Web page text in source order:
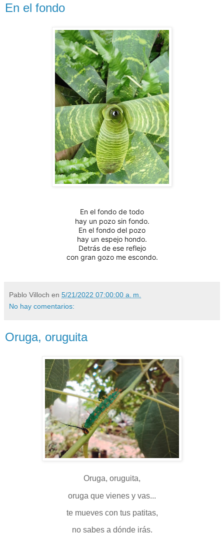
En el fondo
En el fondo de todo
hay un pozo sin fondo.
En el fondo del pozo
hay un espejo hondo.
Detrás de ese reflejo
con gran gozo me escondo.
Pablo Villoch en 5/21/2022 07:00:00 a. m.
No hay comentarios:
Oruga, oruguita
Oruga, oruguita,
oruga que vienes y vas...
te mueves con tus patitas,
no sabes a dónde irás.